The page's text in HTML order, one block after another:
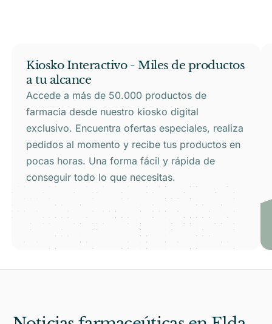
Kiosko Interactivo - Miles de productos
a tu alcance
Accede a más de 50.000 productos de
farmacia desde nuestro kiosko digital
exclusivo. Encuentra ofertas especiales, realiza
pedidos al momento y recibe tus productos en
pocas horas. Una forma fácil y rápida de
conseguir todo lo que necesitas.